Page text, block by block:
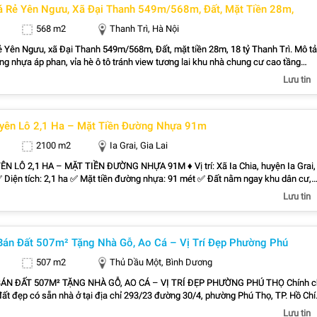
với tuyến cao tốc, rút ngắn thời gian di chuyển đến các khu vực trung tâm. -
đang từng bước phát triển, đường giao thông ngày càng hoàn thiện. - Gần
thuận tiện tiếp cận chợ, trường học, cửa hàng và các dịch vụ thiết yếu. - Phù
hạn, làm trang trại, trồng cây hoặc khai thác nông nghiệp. *Giá tốt cho khách
hệ: 0835809159
Rẻ Yên Ngưu, Xã Đại Thanh 549m/568m, Đất, Mặt Tiền 28m,
568 m2
Thanh Trì, Hà Nội
Yên Ngưu, xã Đại Thanh 549m/568m, Đất, mặt tiền 28m, 18 tỷ Thanh Trì. Mô
nhựa áp phan, vỉa hè ô tô tránh view tương lai khu nhà chung cư cao tầng
+ Ngay gần sau ga Văn Điển, đất xen kẹt sau đất nhà dân xây 5 tầng hiện
đỏ đất ở lâu dài. + Thích hợp đầu tư, để ở, làm kho, xưởng, mua giữ tiền tránh
từ ngày cấp 8-6-2026. + Từ đường sắt Ga Văn Điển vào khoảng 888m đi dọc
asphan sông Tô Lịch, ô tô tải tránh có vỉa hè. + Liên hệ 24g/24g: Lê Anh 67
để được gặp ngay chủ nhà. Ảnh minh họa ạ.
Lưu tin
Lô 2,1 Ha – Mặt Tiền Đường Nhựa 91m
2100 m2
Ia Grai, Gia Lai
HA – MẶT TIỀN ĐƯỜNG NHỰA 91M ♦ Vị trí: Xã Ia Chia, huyện Ia Grai,
tiện. ✅ Phù hợp đầu tư, làm trang trại, nhà vườn hoặc tích sản lâu dài. ♦ Giá bán
tiếp.
Lưu tin
Đất 507m² Tặng Nhà Gỗ, Ao Cá – Vị Trí Đẹp Phường Phú
507 m2
Thủ Dầu Một, Bình Dương
ĐẤT 507M² TẶNG NHÀ GỖ, AO CÁ – VỊ TRÍ ĐẸP PHƯỜNG PHÚ THỌ Chính
đẹp có sẵn nhà ở tại địa chỉ 293/23 đường 30/4, phường Phú Thọ, TP. Hồ Chí
phường Phú Thọ, TP. Thủ Dầu Một, Bình Dương). Đây là bất động sản sở hữu
Lưu tin